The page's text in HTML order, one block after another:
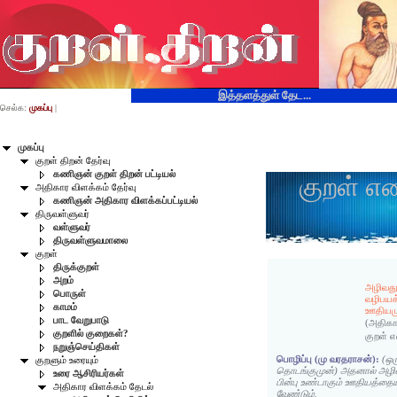
இத்தளத்துள் தேட...
முகப்பு
குறள் திறன் தேர்வு
கணிஞன் குறள் திறன் பட்டியல்
அதிகார விளக்கம் தேர்வு
கணிஞன் அதிகார விளக்கப்பட்டியல்
திருவள்ளுவர்
வள்ளுவர்
திருவள்ளுவமாலை
குறள்
திருக்குறள்
அறம்
பொருள்
காமம்
பாட வேறுபாடு
குறளில் குறைகள்?
நறுஞ்செய்திகள்
குறளும் உரையும்
உரை ஆசிரியர்கள்
அதிகார விளக்கம் தேடல்
செல்க: முகப்பு |
குறள்
குறள்
பொழிப்பு (மு வரதராசன்):
தொடங்குமுன்) அதனால்
பின்பு உண்டாகும்
வேண்டும்.